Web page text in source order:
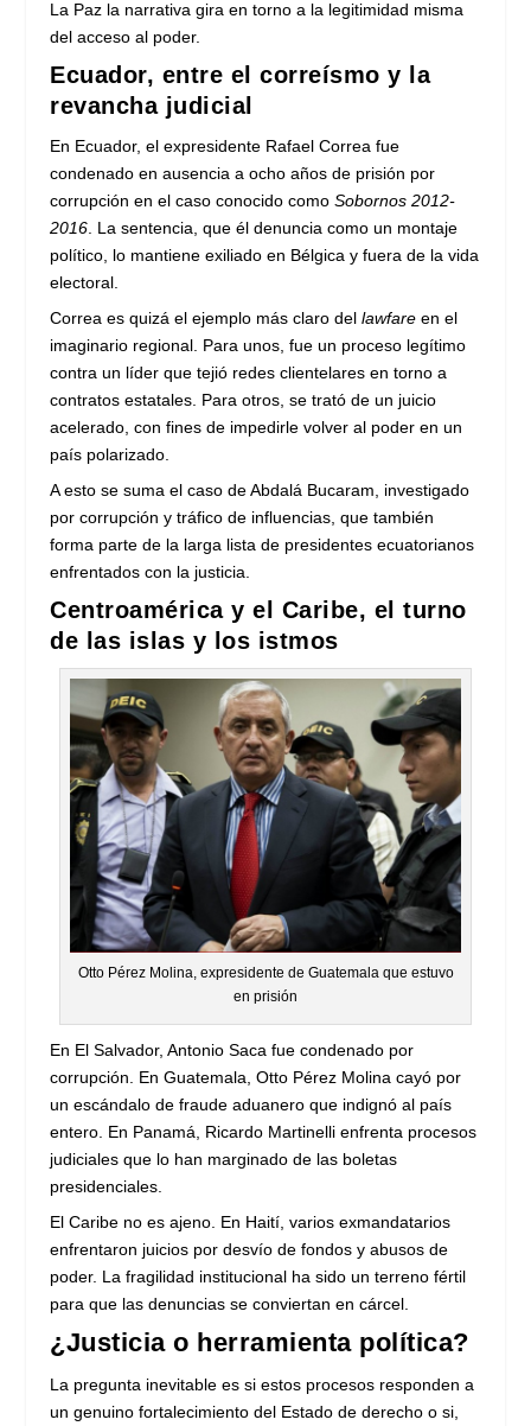
La Paz la narrativa gira en torno a la legitimidad misma
del acceso al poder.
Ecuador, entre el correísmo y la
revancha judicial
En Ecuador, el expresidente Rafael Correa fue
condenado en ausencia a ocho años de prisión por
corrupción en el caso conocido comoSobornos 2012-
2016 . La sentencia, que él denuncia como un montaje
político, lo mantiene exiliado en Bélgica y fuera de la vida
electoral.
Correa es quizá el ejemplo más claro dellawfare en el
imaginario regional. Para unos, fue un proceso legítimo
contra un líder que tejió redes clientelares en torno a
contratos estatales. Para otros, se trató de un juicio
acelerado, con fines de impedirle volver al poder en un
país polarizado.
A esto se suma el caso de Abdalá Bucaram, investigado
por corrupción y tráfico de influencias, que también
forma parte de la larga lista de presidentes ecuatorianos
enfrentados con la justicia.
Centroamérica y el Caribe, el turno
de las islas y los istmos
Otto Pérez Molina, expresidente de Guatemala que estuvo
en prisión
En El Salvador, Antonio Saca fue condenado por
corrupción. En Guatemala, Otto Pérez Molina cayó por
un escándalo de fraude aduanero que indignó al país
entero. En Panamá, Ricardo Martinelli enfrenta procesos
judiciales que lo han marginado de las boletas
presidenciales.
El Caribe no es ajeno. En Haití, varios exmandatarios
enfrentaron juicios por desvío de fondos y abusos de
poder. La fragilidad institucional ha sido un terreno fértil
para que las denuncias se conviertan en cárcel.
¿Justicia o herramienta política?
La pregunta inevitable es si estos procesos responden a
un genuino fortalecimiento del Estado de derecho o si,